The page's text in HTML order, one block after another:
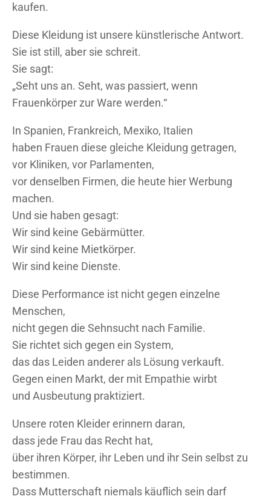
kaufen.
Diese Kleidung ist unsere künstlerische Antwort.
Sie ist still, aber sie schreit.
Sie sagt:
„Seht uns an. Seht, was passiert, wenn
Frauenkörper zur Ware werden.“
In Spanien, Frankreich, Mexiko, Italien
haben Frauen diese gleiche Kleidung getragen,
vor Kliniken, vor Parlamenten,
vor denselben Firmen, die heute hier Werbung
machen.
Und sie haben gesagt:
Wir sind keine Gebärmütter.
Wir sind keine Mietkörper.
Wir sind keine Dienste.
Diese Performance ist nicht gegen einzelne
Menschen,
nicht gegen die Sehnsucht nach Familie.
Sie richtet sich gegen ein System,
das das Leiden anderer als Lösung verkauft.
Gegen einen Markt, der mit Empathie wirbt
und Ausbeutung praktiziert.
Unsere roten Kleider erinnern daran,
dass jede Frau das Recht hat,
über ihren Körper, ihr Leben und ihr Sein selbst zu
bestimmen.
Dass Mutterschaft niemals käuflich sein darf